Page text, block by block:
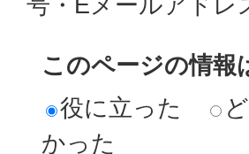
このページの情報
役に立った
かった